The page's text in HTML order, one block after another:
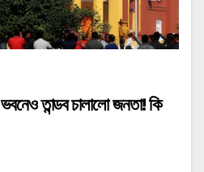
তান্ডব চালালো জনতা! কি